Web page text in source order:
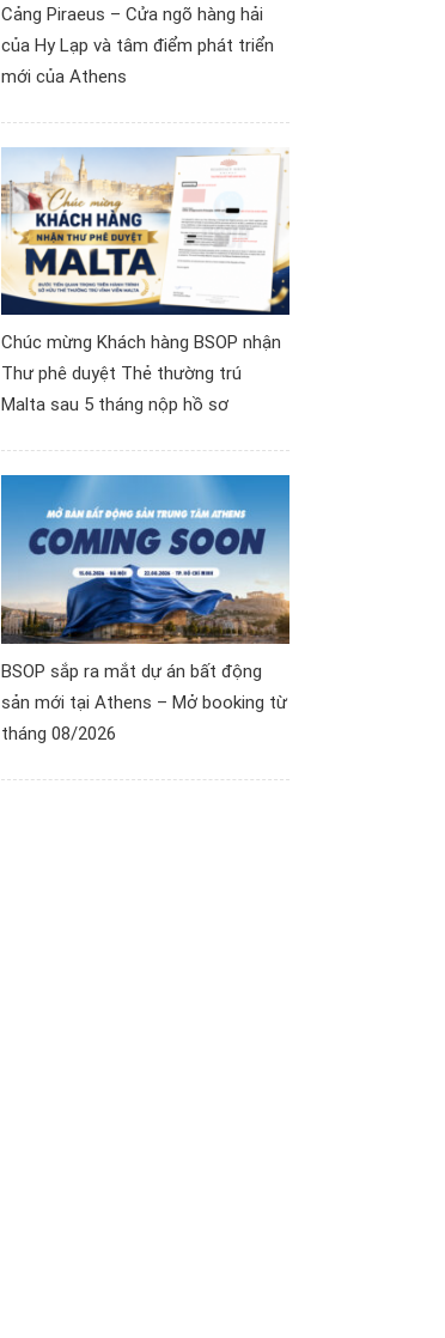
Cảng Piraeus – Cửa ngõ hàng hải
của Hy Lạp và tâm điểm phát triển
mới của Athens
Chúc mừng Khách hàng BSOP nhận
Thư phê duyệt Thẻ thường trú
Malta sau 5 tháng nộp hồ sơ
BSOP sắp ra mắt dự án bất động
sản mới tại Athens – Mở booking từ
tháng 08/2026